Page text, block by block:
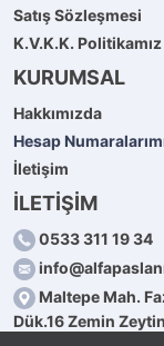
Satış Sözleşmesi
K.V.K.K. Politikamız
KURUMSAL
Hakkımızda
Hesap
İletişim
İLETİŞİM
0533 311 19 34
Maltepe Mah.
Dük.16 Zemin